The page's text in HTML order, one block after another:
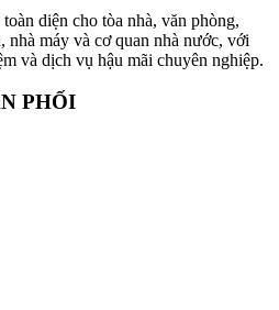
diện cho tòa nhà, văn phòng,
nhà máy và cơ quan nhà nước, với
và dịch vụ hậu mãi chuyên nghiệp.
PHỐI